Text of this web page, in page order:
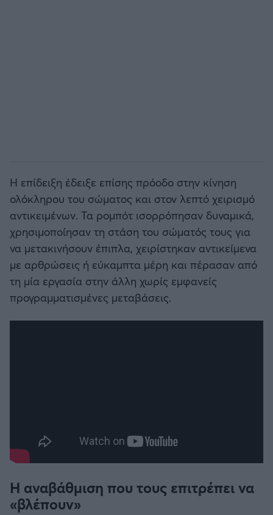
Η επίδειξη έδειξε επίσης πρόοδο στην κίνηση
ολόκληρου του σώματος και στον λεπτό χειρισμό
αντικειμένων. Τα ρομπότ ισορρόπησαν δυναμικά,
χρησιμοποίησαν τη στάση του σώματός τους για
να μετακινήσουν έπιπλα, χειρίστηκαν αντικείμενα
με αρθρώσεις ή εύκαμπτα μέρη και πέρασαν από
τη μία εργασία στην άλλη χωρίς εμφανείς
προγραμματισμένες μεταβάσεις.
Η αναβάθμιση που τους επιτρέπει να
«βλέπουν»